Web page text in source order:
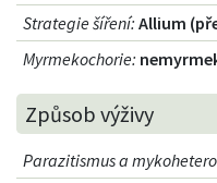
Strategie šíření: Allium
Myrmekochorie:
Způsob výživy
Parazitismus a